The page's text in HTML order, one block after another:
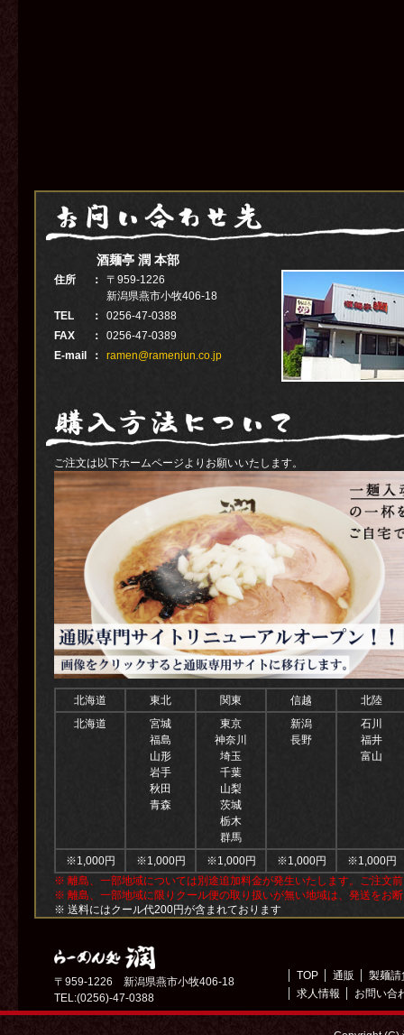
酒麺亭 潤 本部
住所 ：
〒959-1226
新潟県燕市小牧406-18
TEL
：
0256-47-0388
FAX
：
0256-47-0389
E-mail
： ramen@ramenjun.co.jp
ご注文は以下ホームページよりお願いいたします。
北海道 東北 関東 信越
北陸
北海道
宮城
福島
山形
岩手
秋田
青森
東京
神奈川
埼玉
千葉
山梨
茨城
栃木
群馬
新潟
長野
石川
福井
富山
※1,000円 ※1,000円 ※1,000円 ※1,000円
※1,000円
※ 離島、一部地域については別途追加料金が発生いたします。ご注文
※ 離島、一部地域に限りクール便の取り扱いが無い地域は、発送をお
※ 送料にはクール代200円が含まれております
〒959-1226 新潟県燕市小牧406-18
TEL:(0256)-47-0388
TOP 通販
製麺請
求人情報
お問い合